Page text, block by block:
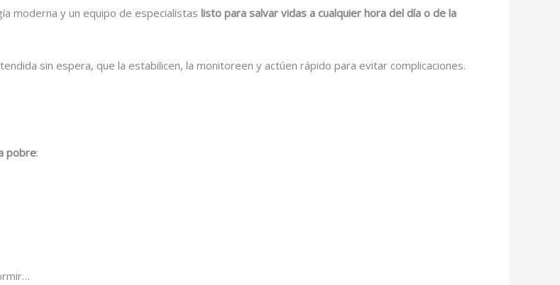
moderna y un equipo de especialistas listo para salvar vidas a cualquier hora del día o de la
sin espera, que la estabilicen, la monitoreen y actúen rápido para evitar complicaciones.
pobre: